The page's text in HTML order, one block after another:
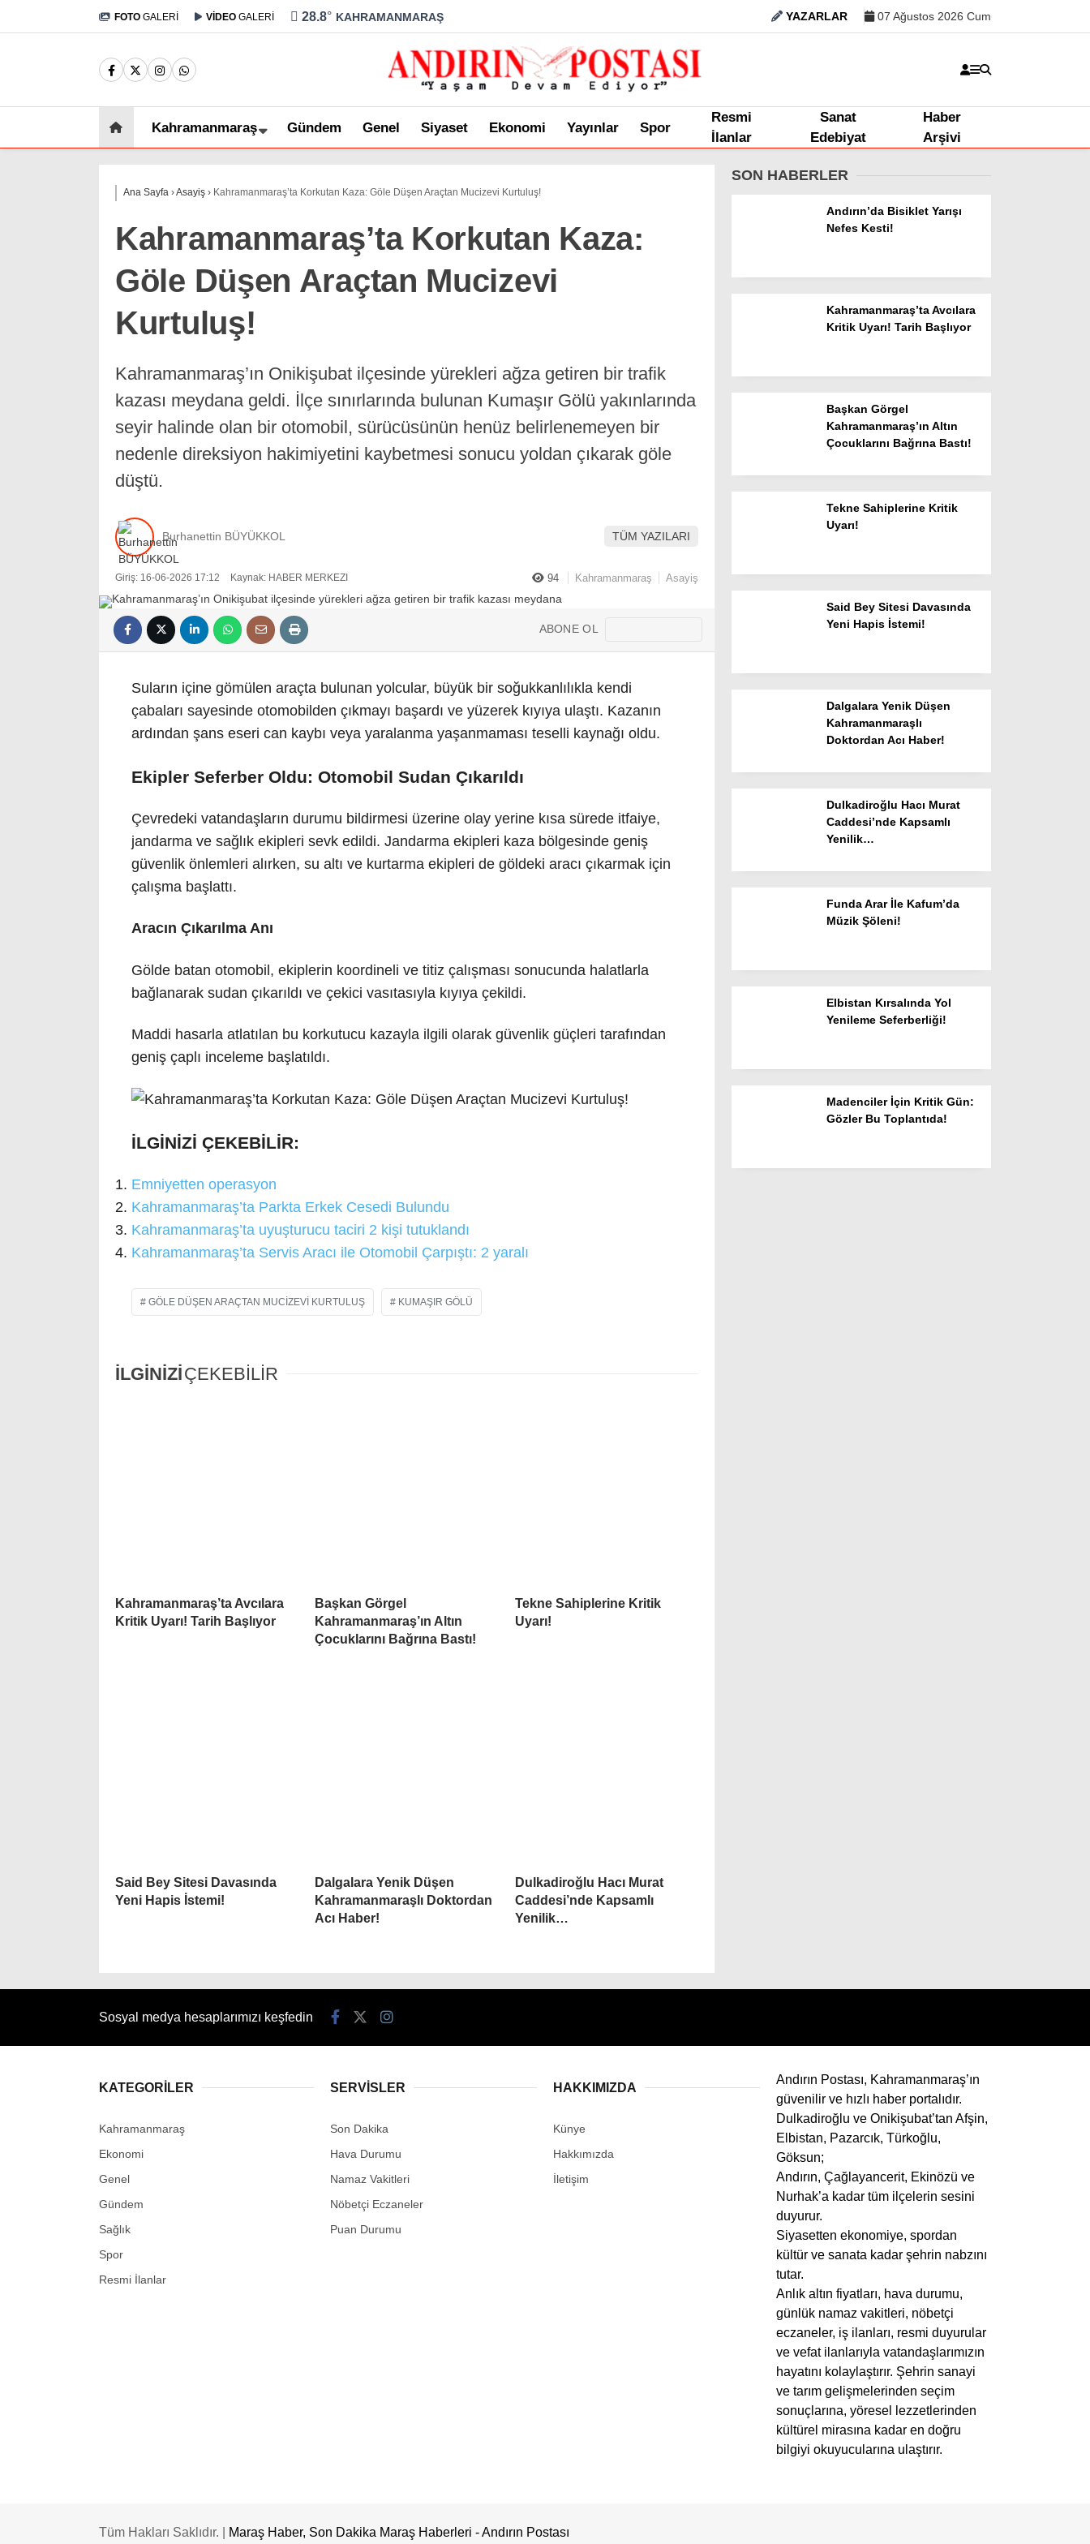
Kahramanmaraş
Genel
Siyaset
Haber Arşivi
FOTO GALERİ VİDEO GALERİ 28.8° KAHRAMANMARAŞ YAZARLAR 07 Ağustos 2026 Cum
Kahramanmaraş Gündem Genel Siyaset Ekonomi Yayınlar Spor
Resmi
İlanlar
Sanat
Edebiyat
Haber
Arşivi
Ana Sayfa ›Asayiş › Kahramanmaraş’ta Korkutan Kaza: Göle Düşen Araçtan Mucizevi Kurtuluş!
Kahramanmaraş’ta Korkutan Kaza:
Göle Düşen Araçtan Mucizevi
Kurtuluş!
Kahramanmaraş’ın Onikişubat ilçesinde yürekleri ağza getiren bir trafik
kazası meydana geldi. İlçe sınırlarında bulunan Kumaşır Gölü yakınlarında
seyir halinde olan bir otomobil, sürücüsünün henüz belirlenemeyen bir
nedenle direksiyon hakimiyetini kaybetmesi sonucu yoldan çıkarak göle
düştü.
Burhanettin BÜYÜKKOL TÜM YAZILARI
Giriş: 16-06-2026 17:12 Kaynak: HABER MERKEZI 94 Kahramanmaraş Asayiş
ABONE OL
Suların içine gömülen araçta bulunan yolcular, büyük bir soğukkanlılıkla kendi
çabaları sayesinde otomobilden çıkmayı başardı ve yüzerek kıyıya ulaştı. Kazanın
ardından şans eseri can kaybı veya yaralanma yaşanmaması teselli kaynağı oldu.
Ekipler Seferber Oldu: Otomobil Sudan Çıkarıldı
Çevredeki vatandaşların durumu bildirmesi üzerine olay yerine kısa sürede itfaiye,
jandarma ve sağlık ekipleri sevk edildi. Jandarma ekipleri kaza bölgesinde geniş
güvenlik önlemleri alırken, su altı ve kurtarma ekipleri de göldeki aracı çıkarmak için
çalışma başlattı.
Aracın Çıkarılma Anı
Gölde batan otomobil, ekiplerin koordineli ve titiz çalışması sonucunda halatlarla
bağlanarak sudan çıkarıldı ve çekici vasıtasıyla kıyıya çekildi.
Maddi hasarla atlatılan bu korkutucu kazayla ilgili olarak güvenlik güçleri tarafından
geniş çaplı inceleme başlatıldı.
İLGİNİZİ ÇEKEBİLİR:
Emniyetten operasyon
Kahramanmaraş’ta Parkta Erkek Cesedi Bulundu
Kahramanmaraş’ta uyuşturucu taciri 2 kişi tutuklandı
Kahramanmaraş’ta Servis Aracı ile Otomobil Çarpıştı: 2 yaralı
GÖLE DÜŞEN ARAÇTAN MUCIZEVI KURTULUŞ KUMAŞIR GÖLÜ
İLGİNİZİÇEKEBİLİR
Kahramanmaraş’ta Avcılara
Kritik Uyarı! Tarih Başlıyor
Başkan Görgel
Kahramanmaraş’ın Altın
Çocuklarını Bağrına Bastı!
Tekne Sahiplerine Kritik
Uyarı!
Said Bey Sitesi Davasında
Yeni Hapis İstemi!
Dalgalara Yenik Düşen
Kahramanmaraşlı Doktordan
Acı Haber!
Dulkadiroğlu Hacı Murat
Caddesi’nde Kapsamlı
Yenilik…
SON HABERLER
Andırın’da Bisiklet Yarışı
Nefes Kesti!
Kahramanmaraş’ta Avcılara
Kritik Uyarı! Tarih Başlıyor
Başkan Görgel
Kahramanmaraş’ın Altın
Çocuklarını Bağrına Bastı!
Tekne Sahiplerine Kritik
Uyarı!
Said Bey Sitesi Davasında
Yeni Hapis İstemi!
Dalgalara Yenik Düşen
Kahramanmaraşlı
Doktordan Acı Haber!
Dulkadiroğlu Hacı Murat
Caddesi’nde Kapsamlı
Yenilik…
Funda Arar İle Kafum’da
Müzik Şöleni!
Elbistan Kırsalında Yol
Yenileme Seferberliği!
Madenciler İçin Kritik Gün:
Gözler Bu Toplantıda!
Sosyal medya hesaplarımızı keşfedin
KATEGORİLER
Kahramanmaraş
Ekonomi
Genel
Gündem
Sağlık
Spor
Resmi İlanlar
SERVİSLER
Son Dakika
Hava Durumu
Namaz Vakitleri
Nöbetçi Eczaneler
Puan Durumu
HAKKIMIZDA
Künye
Hakkımızda
İletişim
Andırın Postası, Kahramanmaraş’ın
güvenilir ve hızlı haber portalıdır.
Dulkadiroğlu ve Onikişubat’tan Afşin,
Elbistan, Pazarcık, Türkoğlu,
Göksun;
Andırın, Çağlayancerit, Ekinözü ve
Nurhak’a kadar tüm ilçelerin sesini
duyurur.
Siyasetten ekonomiye, spordan
kültür ve sanata kadar şehrin nabzını
tutar.
Anlık altın fiyatları, hava durumu,
günlük namaz vakitleri, nöbetçi
eczaneler, iş ilanları, resmi duyurular
ve vefat ilanlarıyla vatandaşlarımızın
hayatını kolaylaştırır. Şehrin sanayi
ve tarım gelişmelerinden seçim
sonuçlarına, yöresel lezzetlerinden
kültürel mirasına kadar en doğru
bilgiyi okuyucularına ulaştırır.
Tüm Hakları Saklıdır. | Maraş Haber, Son Dakika Maraş Haberleri - Andırın Postası